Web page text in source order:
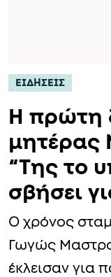
ΕΙΔΗΣΕΙΣ
Η πρώτη
μητέρας
“Της το
σβήσει
Ο χρόνος
Γωγώς
έκλεισαν για